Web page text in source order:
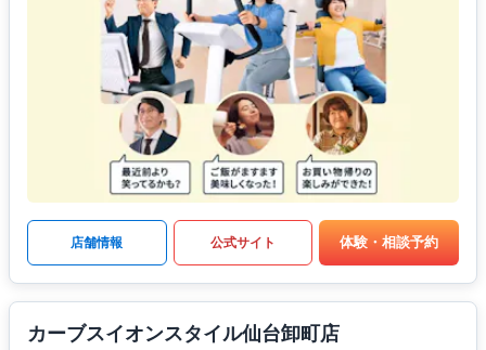
店舗情報 公式サイト 体験・相談予約
カーブスイオンスタイル仙台卸町店